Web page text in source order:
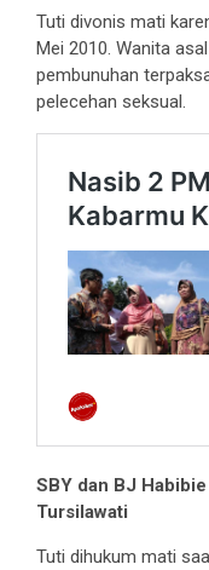
Tuti divonis mati
Mei 2010. Wanita
pembunuhan
pelecehan seksual.
SBY dan BJ
Tursilawati
Tuti dihukum mati